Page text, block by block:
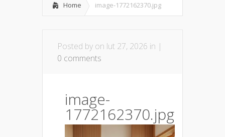
Home image-1772162370.jpg
Posted by on lut 27, 2026 in |
0 comments
image-
1772162370.jpg